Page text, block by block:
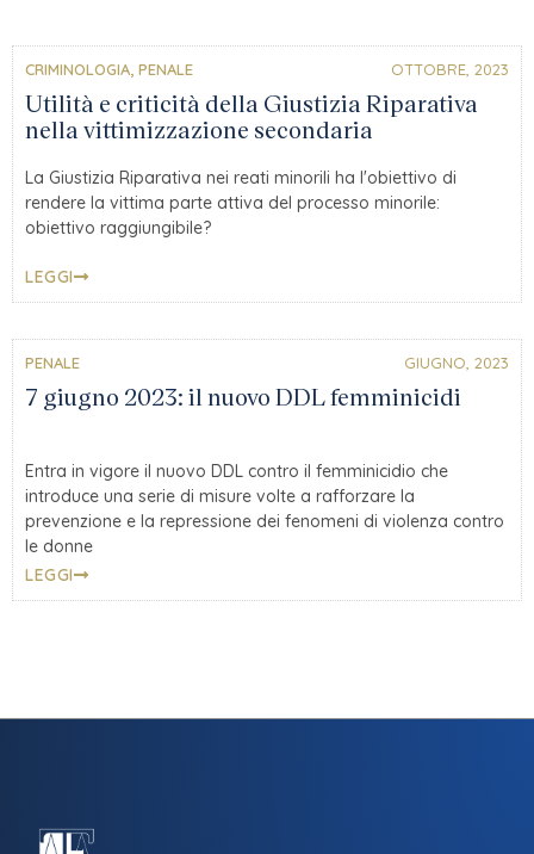
CRIMINOLOGIA, PENALE OTTOBRE, 2023
Utilità e criticità della Giustizia Riparativa
nella vittimizzazione secondaria
La Giustizia Riparativa nei reati minorili ha l'obiettivo di
rendere la vittima parte attiva del processo minorile:
obiettivo raggiungibile?
LEGGI
PENALE GIUGNO, 2023
7 giugno 2023: il nuovo DDL femminicidi
Entra in vigore il nuovo DDL contro il femminicidio che
introduce una serie di misure volte a rafforzare la
prevenzione e la repressione dei fenomeni di violenza contro
le donne
LEGGI